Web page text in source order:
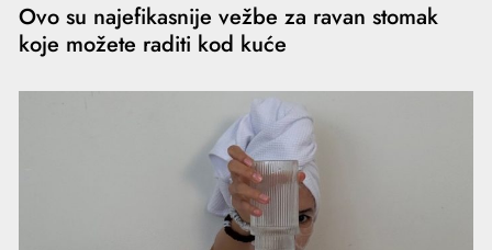
Ovo su najefikasnije vežbe za ravan stomak
koje možete raditi kod kuće